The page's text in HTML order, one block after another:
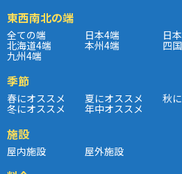
東西南北の端
全ての端 日本4端 日
北海道4端 本州4端 四
九州4端
季節
春にオススメ 夏にオススメ 秋
冬にオススメ 年中オススメ
施設
屋内施設 屋外施設